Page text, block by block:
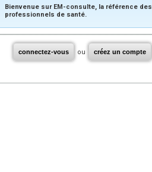
Bienvenue sur EM-consulte, la référence des
professionnels de santé.
connectez-vous ou créez un compte